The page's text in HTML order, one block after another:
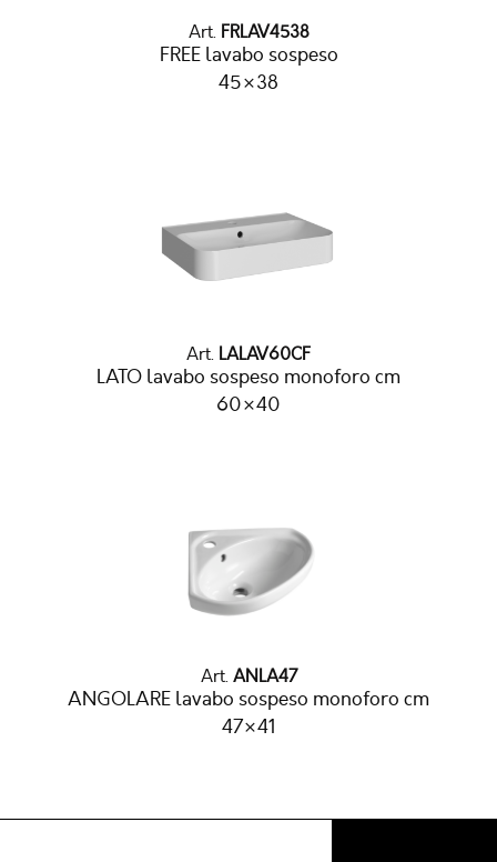
Art. FRLAV4538
FREE lavabo sospeso
45×38
Art. LALAV60CF
LATO lavabo sospeso monoforo cm
60×40
Art. ANLA47
ANGOLARE lavabo sospeso monoforo cm
47×41